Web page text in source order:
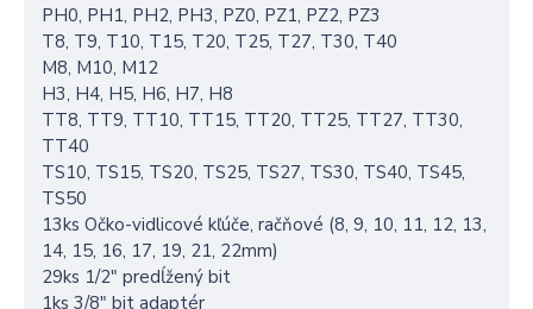
PH0, PH1, PH2, PH3, PZ0, PZ1, PZ2, PZ3
T8, T9, T10, T15, T20, T25, T27, T30, T40
M8, M10, M12
H3, H4, H5, H6, H7, H8
TT8, TT9, TT10, TT15, TT20, TT25, TT27, TT30,
TT40
TS10, TS15, TS20, TS25, TS27, TS30, TS40, TS45,
TS50
13ks Očko-vidlicové kľúče, račňové (8, 9, 10, 11, 12, 13,
14, 15, 16, 17, 19, 21, 22mm)
29ks 1/2" predĺžený bit
1ks 3/8" bit adaptér